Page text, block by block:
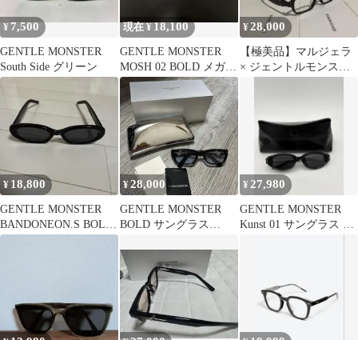
¥7,500
GENTLE MONSTER
South Side グリーン
現在 ¥18,100
GENTLE MONSTER
MOSH 02 BOLD メガネ
リムレス チタン
¥28,000
【極美品】マルジェラ
× ジェントルモンスタ
¥ 18,800
GENTLE MONSTER
BANDONEON.S BOLD
サングラス
¥28,000
GENTLE MONSTER
BOLD サングラス
¥ 27,980
GENTLE MONSTER
Kunst 01 サングラス ブ